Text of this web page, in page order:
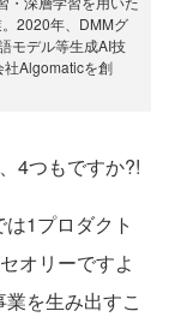
2020年、DMMグ
モデル等生成AI技
社Algomaticを創
4つもですか?!
1プロダクト
オリーですよ
を生み出すこ